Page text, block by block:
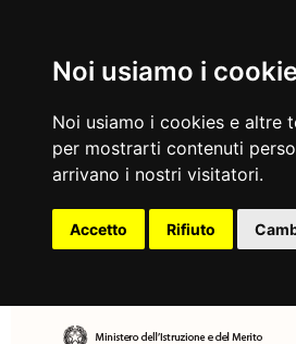
Noi usiamo i
Noi usiamo i cookies e altre
per mostrarti contenuti
arrivano i nostri visitatori.
Accetto Rifiuto